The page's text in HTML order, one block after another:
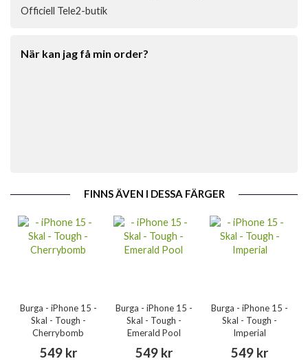
Officiell Tele2-butik
När kan jag få min order?
FINNS ÄVEN I DESSA FÄRGER
Burga - iPhone 15 -
Skal - Tough -
Cherrybomb
549 kr
Burga - iPhone 15 -
Skal - Tough -
Emerald Pool
549 kr
Burga - iPhone 15 -
Skal - Tough -
Imperial
549 kr